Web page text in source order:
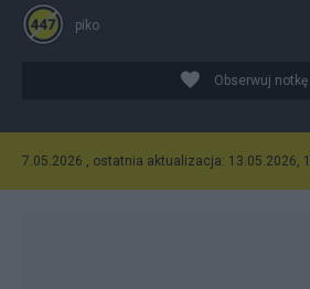
piko
Obserwuj notkę
7.05.2026 , ostatnia aktualizacja: 13.05.2026,